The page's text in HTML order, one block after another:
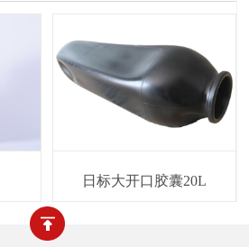
日标大开口胶囊20L